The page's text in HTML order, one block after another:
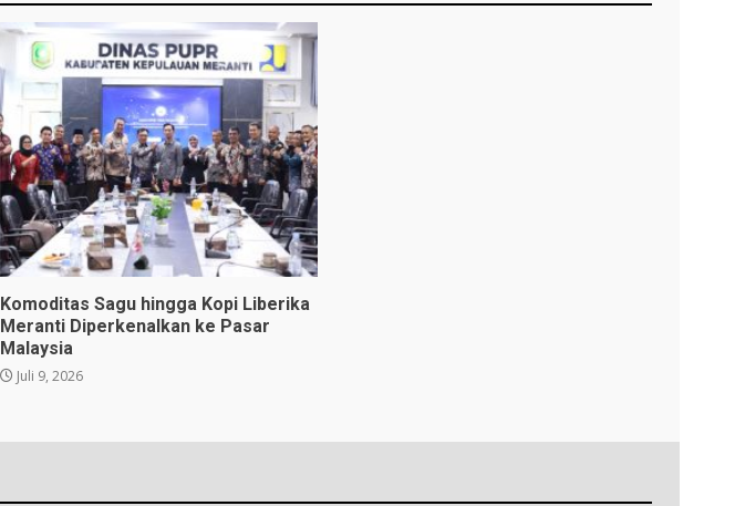
Komoditas Sagu hingga Kopi Liberika
Meranti Diperkenalkan ke Pasar
Malaysia
Juli 9, 2026